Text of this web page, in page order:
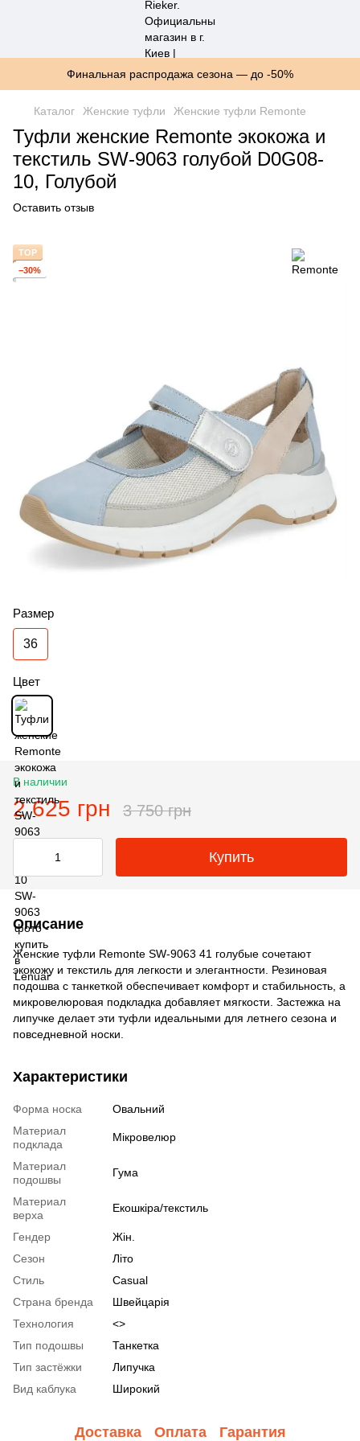
Финальная распродажа сезона — до -50%
Каталог Женские туфли Женские туфли Remonte
Туфли женские Remonte экокожа и
текстиль SW-9063 голубой D0G08-
10, Голубой
Оставить отзыв
TOP
−30%
Размер
36
Цвет
В наличии
2 625 грн 3 750 грн
Купить
Описание
Женские туфли Remonte SW-9063 41 голубые сочетают
экокожу и текстиль для легкости и элегантности. Резиновая
подошва с танкеткой обеспечивает комфорт и стабильность, а
микровелюровая подкладка добавляет мягкости. Застежка на
липучке делает эти туфли идеальными для летнего сезона и
повседневной носки.
Характеристики
Форма носка
Овальний
Материал
подклада
Мікровелюр
Материал
подошвы
Гума
Материал
верха
Екошкіра/текстиль
Гендер
Жін.
Сезон
Літо
Стиль
Casual
Страна бренда
Швейцарія
Технология
<>
Тип подошвы
Танкетка
Тип застёжки
Липучка
Вид каблука
Широкий
Доставка Оплата Гарантия